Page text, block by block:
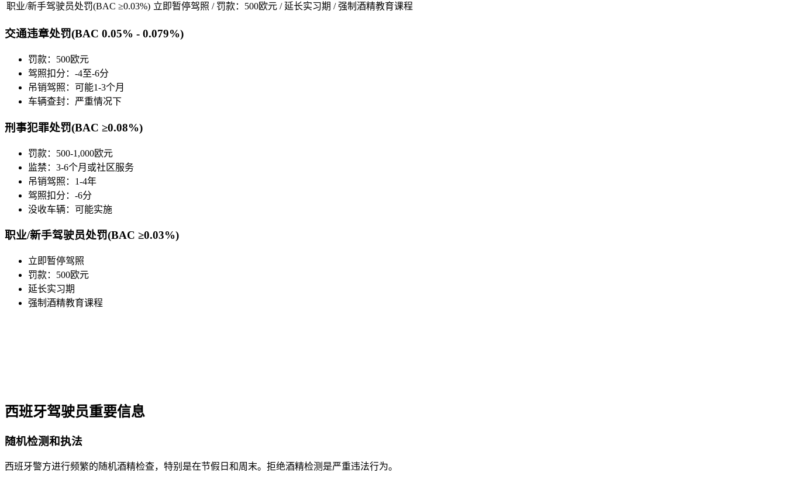
职业/新手驾驶员处罚(BAC ≥0.03%) 立即暂停驾照 / 罚款：500欧元 / 延长实习期 / 强制酒精教育课程
交通违章处罚(BAC 0.05% - 0.079%)
罚款：500欧元
驾照扣分：-4至-6分
吊销驾照：可能1-3个月
车辆查封：严重情况下
刑事犯罪处罚(BAC ≥0.08%)
罚款：500-1,000欧元
监禁：3-6个月或社区服务
吊销驾照：1-4年
驾照扣分：-6分
没收车辆：可能实施
职业/新手驾驶员处罚(BAC ≥0.03%)
立即暂停驾照
罚款：500欧元
延长实习期
强制酒精教育课程
西班牙驾驶员重要信息
随机检测和执法
西班牙警方进行频繁的随机酒精检查，特别是在节假日和周末。拒绝酒精检测是严重违法行为。